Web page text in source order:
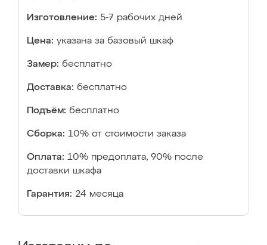
Изготовление: 5-7 рабочих дней
Цена: указана за базовый шкаф
Замер: бесплатно
Доставка: бесплатно
Подъём: бесплатно
Сборка: 10% от стоимости заказа
Оплата: 10% предоплата, 90% после
доставки шкафа
Гарантия: 24 месяца